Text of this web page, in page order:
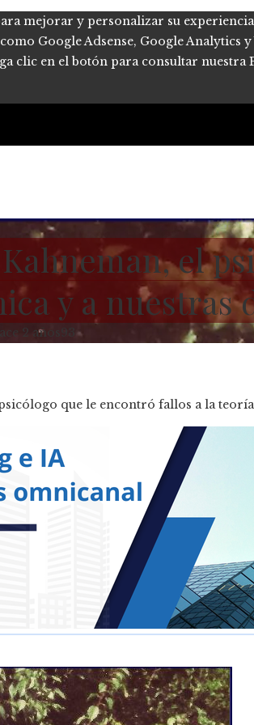
mejorar y personalizar su
Google Adsense, Google Analytics
clic en el botón para consultar nuestra
el
y a nuestras
2 años
que le encontró fallos a la